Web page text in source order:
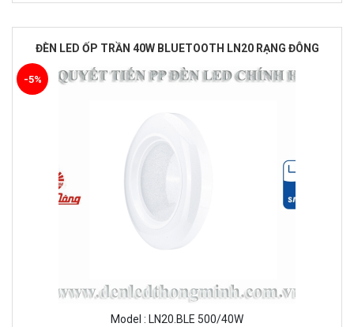
ĐÈN LED ỐP TRẦN 40W BLUETOOTH LN20 RẠNG ĐÔNG
Model : LN20.BLE 500/40W
-5%